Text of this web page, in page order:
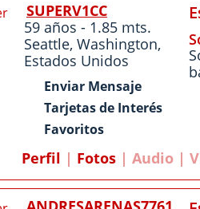
SUPERV1CC
59 años - 1.85 mts.
Seattle, Washington,
Estados Unidos
Enviar Mensaje
Tarjetas de Interés
Favoritos
Perfil | Fotos | Audio |